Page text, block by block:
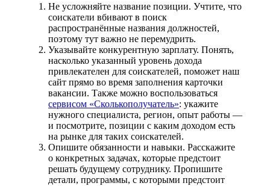
Не усложняйте название позиции. Учтите, что
соискатели вбивают в поиск
распространённые названия должностей,
поэтому тут важно не перемудрить.
Указывайте конкурентную зарплату. Понять,
насколько указанный уровень дохода
привлекателен для соискателей, поможет наш
сайт прямо во время заполнения карточки
вакансии. Также можно воспользоваться
сервисом «Сколькополучатель»: укажите
нужного специалиста, регион, опыт работы —
и посмотрите, позиции с каким доходом есть
на рынке для таких соискателей.
Опишите обязанности и навыки. Расскажите
о конкретных задачах, которые предстоит
решать будущему сотруднику. Пропишите
детали, программы, с которыми предстоит